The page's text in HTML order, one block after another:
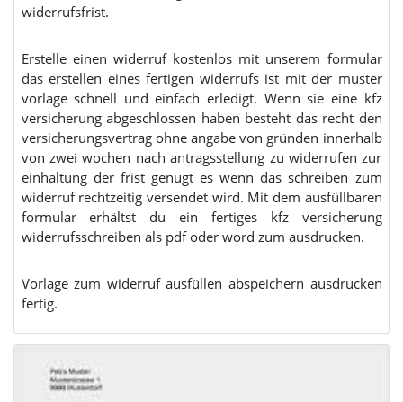
widerrufsfrist.
Erstelle einen widerruf kostenlos mit unserem formular
das erstellen eines fertigen widerrufs ist mit der muster
vorlage schnell und einfach erledigt. Wenn sie eine kfz
versicherung abgeschlossen haben besteht das recht den
versicherungsvertrag ohne angabe von gründen innerhalb
von zwei wochen nach antragsstellung zu widerrufen zur
einhaltung der frist genügt es wenn das schreiben zum
widerruf rechtzeitig versendet wird. Mit dem ausfüllbaren
formular erhältst du ein fertiges kfz versicherung
widerrufsschreiben als pdf oder word zum ausdrucken.
Vorlage zum widerruf ausfüllen abspeichern ausdrucken
fertig.